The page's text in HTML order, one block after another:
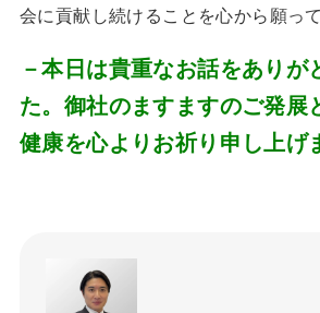
会に貢献し続けることを心から願って
－本日は貴重なお話をありが
た。御社のますますのご発展
健康を心よりお祈り申し上げ